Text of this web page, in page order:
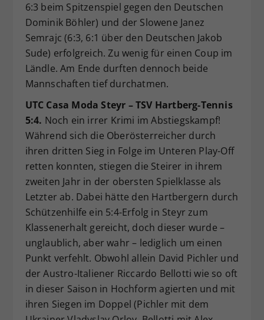
6:3 beim Spitzenspiel gegen den Deutschen
Dominik Böhler) und der Slowene Janez
Semrajc (6:3, 6:1 über den Deutschen Jakob
Sude) erfolgreich. Zu wenig für einen Coup im
Ländle. Am Ende durften dennoch beide
Mannschaften tief durchatmen.
UTC Casa Moda Steyr – TSV Hartberg-Tennis
5:4. Noch ein irrer Krimi im Abstiegskampf!
Während sich die Oberösterreicher durch
ihren dritten Sieg in Folge im Unteren Play-Off
retten konnten, stiegen die Steirer in ihrem
zweiten Jahr in der obersten Spielklasse als
Letzter ab. Dabei hätte den Hartbergern durch
Schützenhilfe ein 5:4-Erfolg in Steyr zum
Klassenerhalt gereicht, doch dieser wurde –
unglaublich, aber wahr – lediglich um einen
Punkt verfehlt. Obwohl allein David Pichler und
der Austro-Italiener Riccardo Bellotti wie so oft
in dieser Saison in Hochform agierten und mit
ihren Siegen im Doppel (Pichler mit dem